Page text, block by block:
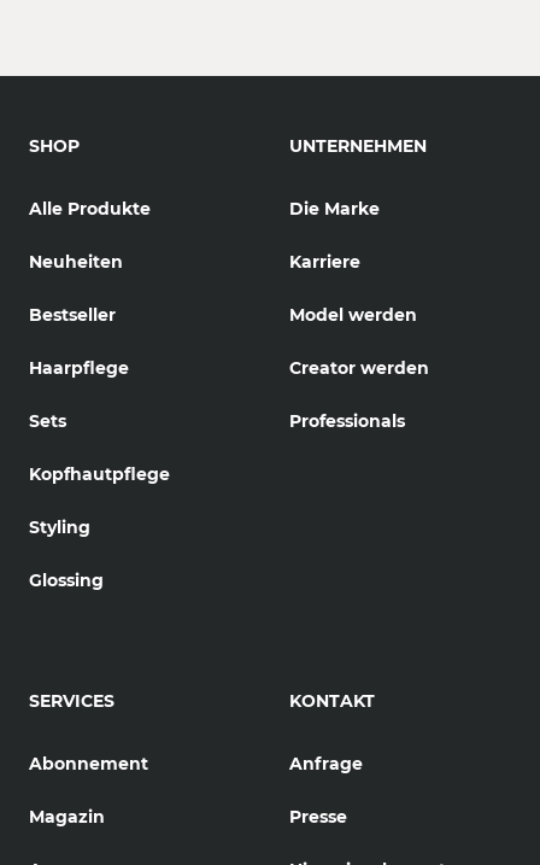
SHOP
Alle Produkte
Neuheiten
Bestseller
Haarpflege
Sets
Kopfhautpflege
Styling
Glossing
UNTERNEHMEN
Die Marke
Karriere
Model werden
Creator werden
Professionals
SERVICES
Abonnement
Magazin
KONTAKT
Anfrage
Presse